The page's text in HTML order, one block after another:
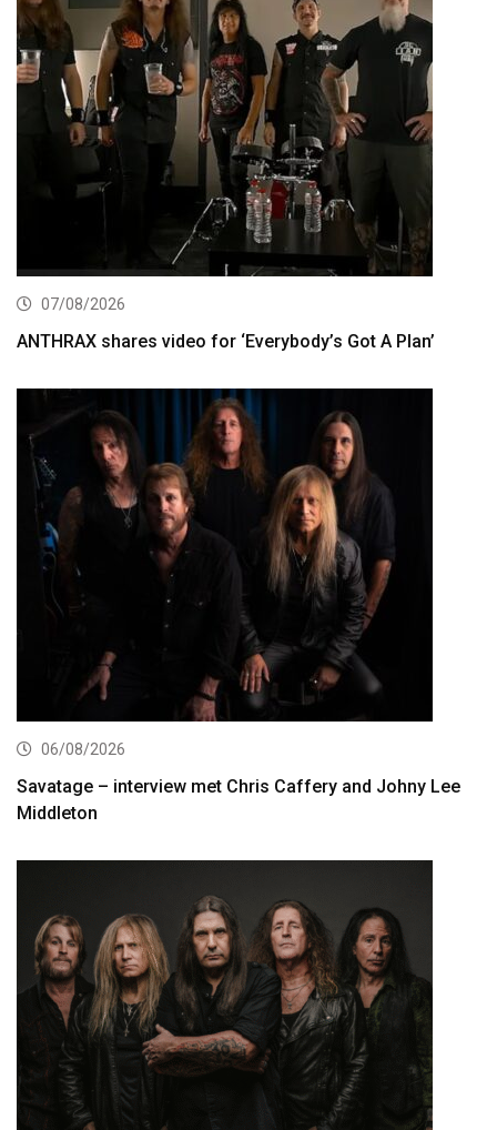
07/08/2026
ANTHRAX shares video for ‘Everybody’s Got A Plan’
06/08/2026
Savatage – interview met Chris Caffery and Johny Lee
Middleton